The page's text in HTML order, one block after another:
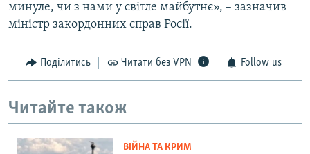
минуле, чи з нами у світле майбутнє», – зазначив
міністр закордонних справ Росії.
Поділитись Читати без VPN Follow us
Читайте також
ВІЙНА ТА КРИМ